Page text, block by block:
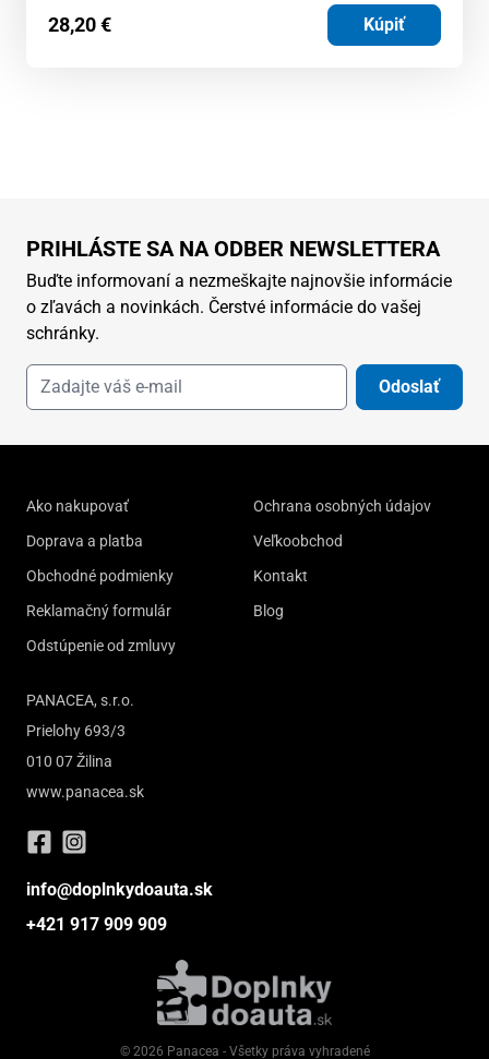
28,20€ Kúpiť
PRIHLÁSTE SA NA ODBER NEWSLETTERA
Buďte informovaní a nezmeškajte najnovšie informácie
o zľavách a novinkách. Čerstvé informácie do vašej
schránky.
Odoslať
Ako nakupovať
Doprava a platba
Obchodné podmienky
Reklamačný formulár
Odstúpenie od zmluvy
Ochrana osobných údajov
Veľkoobchod
Kontakt
Blog
PANACEA, s.r.o.
Prielohy 693/3
010 07 Žilina
www.panacea.sk
info@doplnkydoauta.sk
+421 917 909 909
© 2026 Panacea - Všetky práva vyhradené